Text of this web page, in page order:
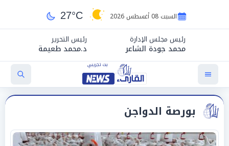
السبت 08 أغسطس 2026 27°C
رئيس مجلس الإدارة
محمد جودة الشاعر
رئيس التحرير
د.محمد طعيمة
بورصة الدواجن